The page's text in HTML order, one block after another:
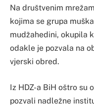
Na društvenim
kojima se grupa
mudžahedini, okupila
odakle je pozvala na
vjerski obred.
Iz HDZ-a BiH oštro su
pozvali nadležne